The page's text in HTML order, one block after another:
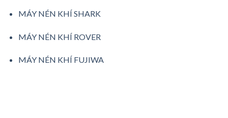
MÁY NÉN KHÍ SHARK
MÁY NÉN KHÍ ROVER
MÁY NÉN KHÍ FUJIWA